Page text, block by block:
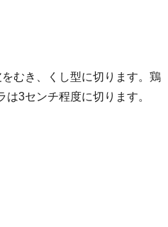
むき、くし型に切ります。鶏
3センチ程度に切ります。